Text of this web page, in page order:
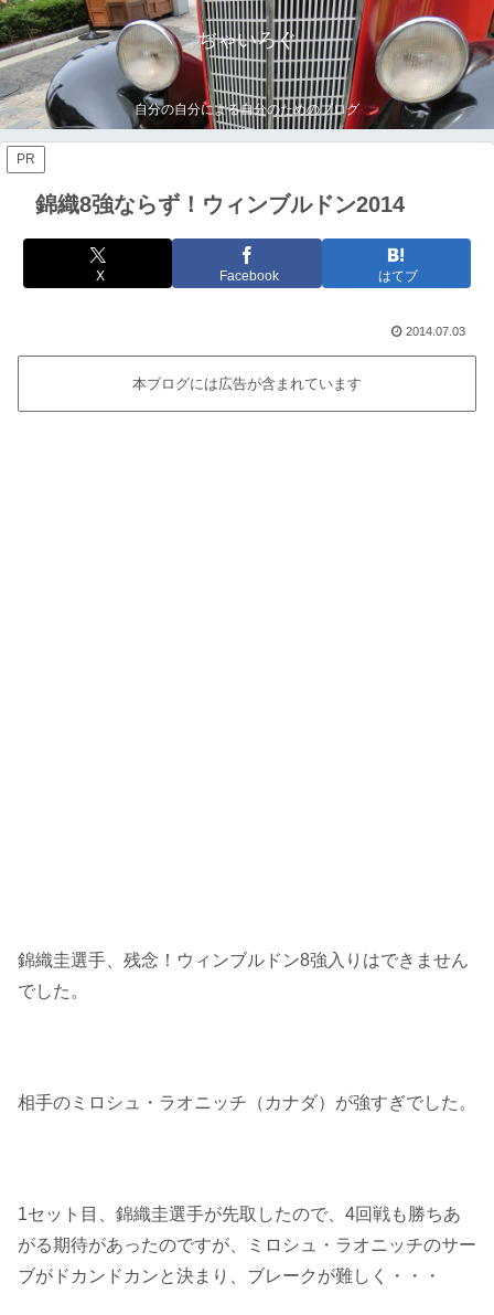
ぢゃいろぐ
自分の自分による自分のためのブログ
PR
錦織8強ならず！ウィンブルドン2014
X Facebook はてブ
2014.07.03
本ブログには広告が含まれています
錦織圭選手、残念！ウィンブルドン8強入りはできません
でした。
相手のミロシュ・ラオニッチ（カナダ）が強すぎでした。
1セット目、錦織圭選手が先取したので、4回戦も勝ちあ
がる期待があったのですが、ミロシュ・ラオニッチのサー
ブがドカンドカンと決まり、ブレークが難しく・・・